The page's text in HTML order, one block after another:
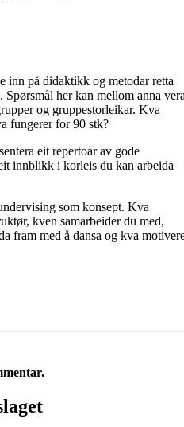
inn på didaktikk og metodar retta
her kan mellom anna
og gruppestorleikar. Kva
fungerer for 90 stk?
eit repertoar av gode
innblikk i korleis du kan arbeida
som konsept. Kva
kven samarbeider du med,
fram med å dansa og kva